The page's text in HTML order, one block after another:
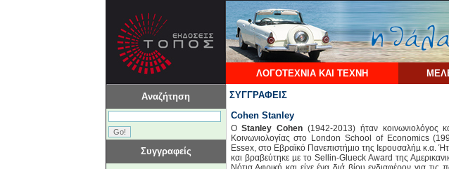
ΛΟΓΟΤΕΧΝΙΑ ΚΑΙ ΤΕΧΝΗ
Αναζήτηση
Συγγραφείς
ΣΥΓΓΡΑΦΕΙΣ
Cohen Stanley
OStanley Cohen (1942-2013) ήταν κοινωνιολόγος
Κοινωνιολογίας στο London School of Economics
Essex, στο Εβραϊ­κό Πανεπιστήµιο της Ιερουσαλήµ κ.α.
και βραβεύτηκε µε το Sellin-Glueck Award της